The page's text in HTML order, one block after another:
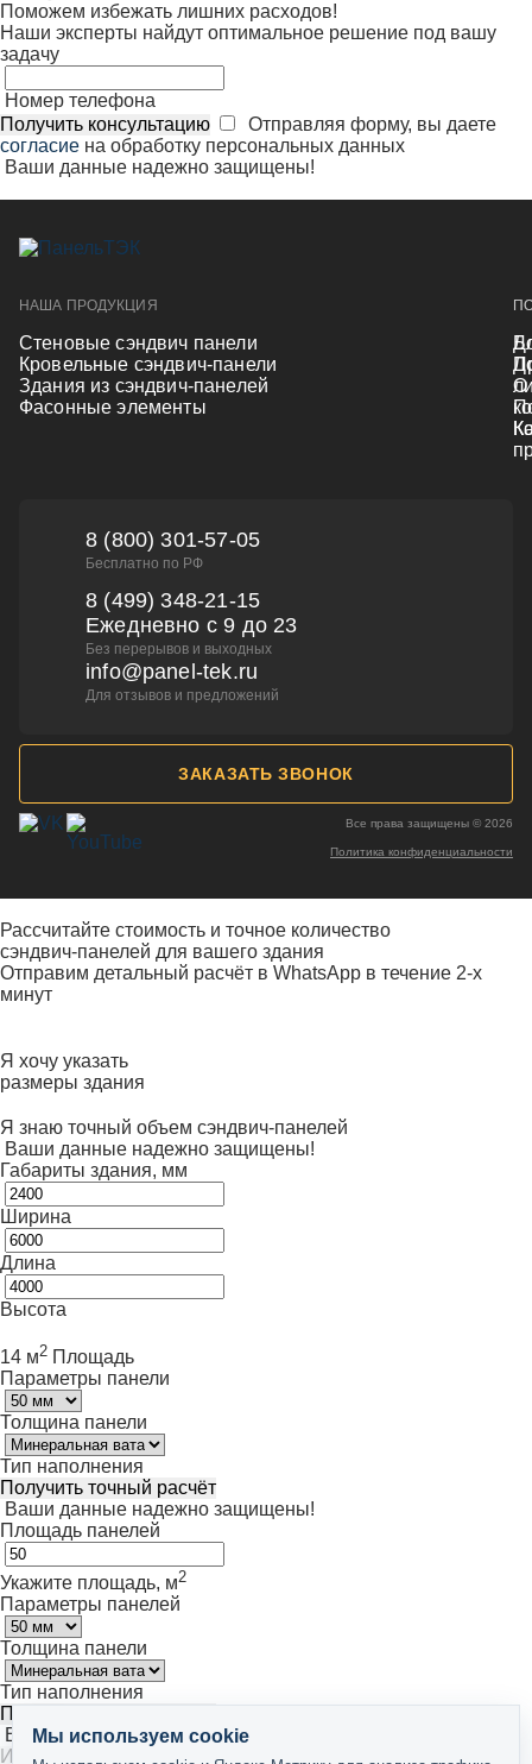
Поможем избежать лишних расходов!
Наши эксперты найдут оптимальное решение под вашу
задачу
Номер телефона
Получить консультацию
Отправляя форму, вы даете
согласие на обработку персональных данных
Ваши данные надежно защищены!
НАША ПРОДУКЦИЯ
Cтеновые сэндвич панели
Кровельные сэндвич-панели
Здания из сэндвич-панелей
Фасонные элементы
О
8 (800) 301-57-05
Бесплатно по РФ
8 (499) 348-21-15
Ежедневно с 9 до 23
Без перерывов и выходных
info@panel-tek.ru
Для отзывов и предложений
Все права защищены © 2026
Политика конфиденциальности
ЗАКАЗАТЬ ЗВОНОК
Рассчитайте стоимость и точное количество
сэндвич-панелей для вашего здания
Отправим детальный расчёт в WhatsApp в течение 2-х
минут
Я хочу указать
размеры здания
Я знаю точный объем сэндвич-панелей
Ваши данные надежно защищены!
Габариты здания, мм
Ширина
Длина
Высота
14 м2 Площадь
Параметры панели
Толщина панели
Тип наполнения
Получить точный расчёт
Ваши данные надежно защищены!
Площадь панелей
Укажите площадь, м2
Параметры панелей
Толщина панели
Тип наполнения
Получить точный расчёт
Ваши данные надежно защищены!
Идёт расчёт...
Мы используем cookie